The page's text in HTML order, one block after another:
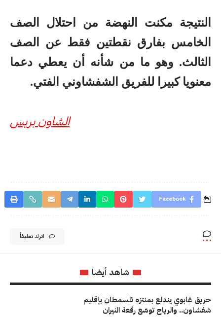
النتيجة مكنت النهضة من احتلال الصف
الخامس بفارق نقطتين فقط عن الصف
الثالث. وهو ما من شأنه أن يعطي دعما
معنويا كبيرا للفريق الشفشاوني الفتي.
الشاون بريس
Facebook
اترك تعليقاً
شاهد أيضا
حريق غابوي يندلع بمنتزه تلسمطان بإقليم
شفشاون.. والرياح توسّع رقعة النيران